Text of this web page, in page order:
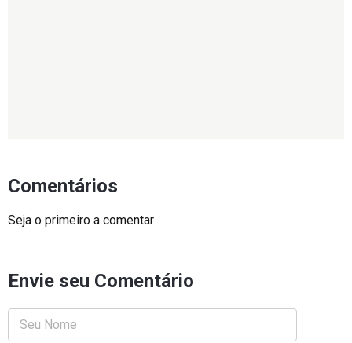
Comentários
Seja o primeiro a comentar
Envie seu Comentário